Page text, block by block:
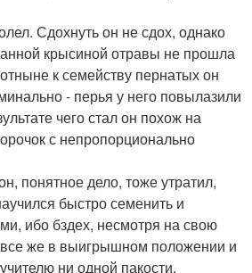
Сдохнуть он не сдох, однако
крысиной отравы не прошла
к семейству пернатых он
- перья у него повылазили
чего стал он похож на
с непропорционально
понятное дело, тоже утратил,
быстро семенить и
ибо бздех, несмотря на свою
все же в выигрышном положении и
ни одной пакости.